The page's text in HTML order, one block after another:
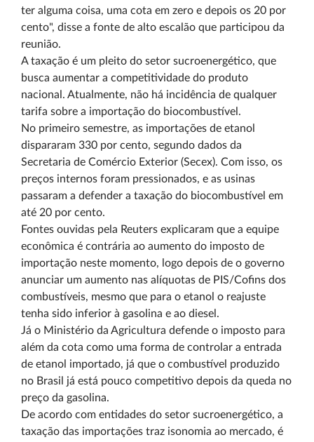
ter alguma coisa, uma cota em zero e depois os 20 por
cento", disse a fonte de alto escalão que participou da
reunião.
A taxação é um pleito do setor sucroenergético, que
busca aumentar a competitividade do produto
nacional. Atualmente, não há incidência de qualquer
tarifa sobre a importação do biocombustível.
No primeiro semestre, as importações de etanol
dispararam 330 por cento, segundo dados da
Secretaria de Comércio Exterior (Secex). Com isso, os
preços internos foram pressionados, e as usinas
passaram a defender a taxação do biocombustível em
até 20 por cento.
Fontes ouvidas pela Reuters explicaram que a equipe
econômica é contrária ao aumento do imposto de
importação neste momento, logo depois de o governo
anunciar um aumento nas alíquotas de PIS/Cofins dos
combustíveis, mesmo que para o etanol o reajuste
tenha sido inferior à gasolina e ao diesel.
Já o Ministério da Agricultura defende o imposto para
além da cota como uma forma de controlar a entrada
de etanol importado, já que o combustível produzido
no Brasil já está pouco competitivo depois da queda no
preço da gasolina.
De acordo com entidades do setor sucroenergético, a
taxação das importações traz isonomia ao mercado, é